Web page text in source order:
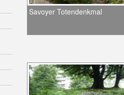
Savoyer Totendenkmal